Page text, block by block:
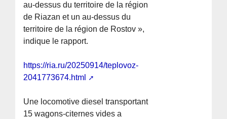
au-dessus du territoire de la région
de Riazan et un au-dessus du
territoire de la région de Rostov »,
indique le rapport.
https://ria.ru/20250914/teplovoz-
2041773674.html
Une locomotive diesel transportant
15 wagons-citernes vides a